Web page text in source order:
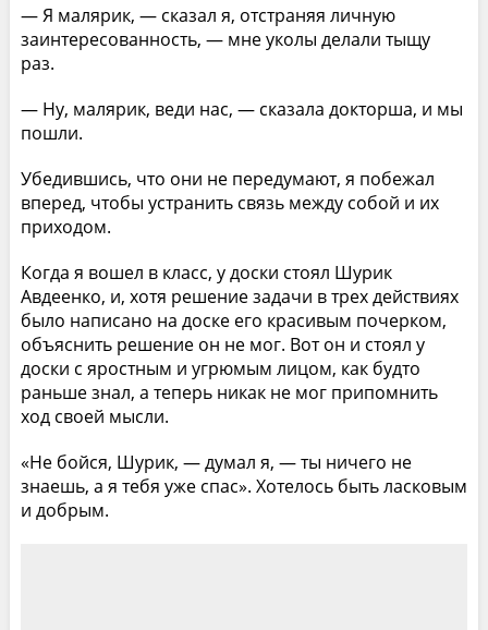
— Я малярик, — сказал я, отстраняя личную
заинтересованность, — мне уколы делали тыщу
раз.
— Ну, малярик, веди нас, — сказала докторша, и мы
пошли.
Убедившись, что они не передумают, я побежал
вперед, чтобы устранить связь между собой и их
приходом.
Когда я вошел в класс, у доски стоял Шурик
Авдеенко, и, хотя решение задачи в трех действиях
было написано на доске его красивым почерком,
объяснить решение он не мог. Вот он и стоял у
доски с яростным и угрюмым лицом, как будто
раньше знал, а теперь никак не мог припомнить
ход своей мысли.
«Не бойся, Шурик, — думал я, — ты ничего не
знаешь, а я тебя уже спас». Хотелось быть ласковым
и добрым.